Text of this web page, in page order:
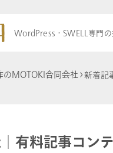
WordPress・SWELL専門の
のMOTOKI合同会社 新着記
有料記事コン